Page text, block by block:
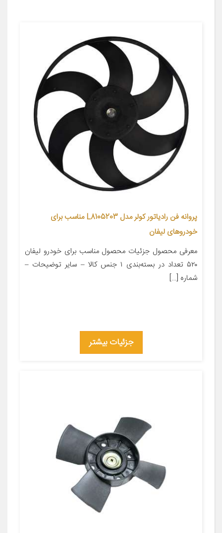
پروانه فن رادیاتور کولر مدل L8105203 مناسب برای
خودروهای لیفان
معرفی محصول جزئیات محصول مناسب برای خودرو لیفان
۵۲۰ تعداد در بسته‌بندی ۱ جنس کالا – سایر توضیحات –
شماره […]
جزئیات بیشتر